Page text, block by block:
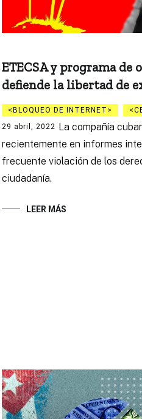
ETECSA y programa de
defiende la libertad de
BLOQUEO DE INTERNET
29 abril, 2022
La compañía
recientemente en informes
frecuente violación de los
ciudadanía.
LEER MÁS